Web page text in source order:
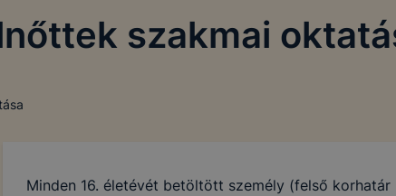
szakmai
Minden 16. életévét betöltött személy (felső